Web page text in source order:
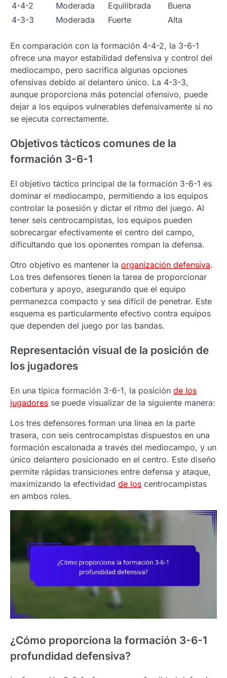
4-4-2
Moderada Equilibrada
Buena
4-3-3
Moderada Fuerte Alta
En comparación con la formación 4-4-2, la 3-6-1
ofrece una mayor estabilidad defensiva y control del
mediocampo, pero sacrifica algunas opciones
ofensivas debido al delantero único. La 4-3-3,
aunque proporciona más potencial ofensivo, puede
dejar a los equipos vulnerables defensivamente si no
se ejecuta correctamente.
Objetivos tácticos comunes de la
formación 3-6-1
El objetivo táctico principal de la formación 3-6-1 es
dominar el mediocampo, permitiendo a los equipos
controlar la posesión y dictar el ritmo del juego. Al
tener seis centrocampistas, los equipos pueden
sobrecargar efectivamente el centro del campo,
dificultando que los oponentes rompan la defensa.
Otro objetivo es mantener la organización defensiva.
Los tres defensores tienen la tarea de proporcionar
cobertura y apoyo, asegurando que el equipo
permanezca compacto y sea difícil de penetrar. Este
esquema es particularmente efectivo contra equipos
que dependen del juego por las bandas.
Representación visual de la posición de
los jugadores
En una típica formación 3-6-1, la posición de los
jugadores se puede visualizar de la siguiente manera:
Los tres defensores forman una línea en la parte
trasera, con seis centrocampistas dispuestos en una
formación escalonada a través del mediocampo, y un
único delantero posicionado en el centro. Este diseño
permite rápidas transiciones entre defensa y ataque,
maximizando la efectividad de los centrocampistas
en ambos roles.
¿Cómo proporciona la formación 3-6-1
profundidad defensiva?